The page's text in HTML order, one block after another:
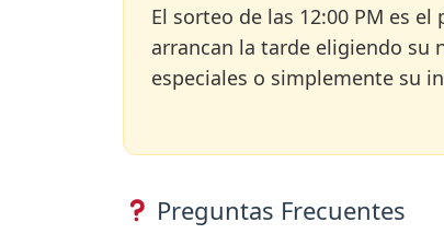
El sorteo de las 12:00 PM es
arrancan la tarde eligiendo su
especiales o simplemente su
Preguntas Frecuentes